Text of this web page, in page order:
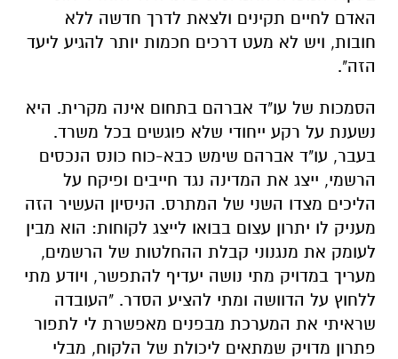
האדם לחיים תקינים ולצאת לדרך חדשה ללא
חובות, ויש לא מעט דרכים חכמות יותר להגיע ליעד
הזה".
הסמכות של עו"ד אברהם בתחום אינה מקרית. היא
נשענת על רקע ייחודי שלא פוגשים בכל משרד.
בעבר, עו"ד אברהם שימש כבא-כוח כונס הנכסים
הרשמי, ייצג את המדינה נגד חייבים ופיקח על
הליכים מצדו השני של המתרס. הניסיון העשיר הזה
מעניק לו יתרון עצום בבואו לייצג לקוחות: הוא מבין
לעומק את מנגנוני קבלת ההחלטות של הרשמים,
מעריך במדויק מתי נושה יעדיף להתפשר, ויודע מתי
ללחוץ על הדוושה ומתי להציע הסדר. "העובדה
שראיתי את המערכת מבפנים מאפשרת לי לתפור
פתרון מדויק שמתאים ליכולת של הלקוח, מבלי